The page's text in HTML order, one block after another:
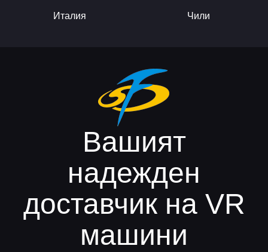
Италия Чили
Вашият
надежден
доставчикна VR
машини